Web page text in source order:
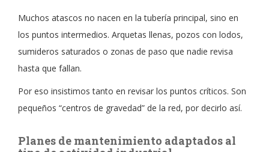
Muchos atascos no nacen en la tubería principal, sino en
los puntos intermedios. Arquetas llenas, pozos con lodos,
sumideros saturados o zonas de paso que nadie revisa
hasta que fallan.
Por eso insistimos tanto en revisar los puntos críticos. Son
pequeños “centros de gravedad” de la red, por decirlo así.
Planes de mantenimiento adaptados al